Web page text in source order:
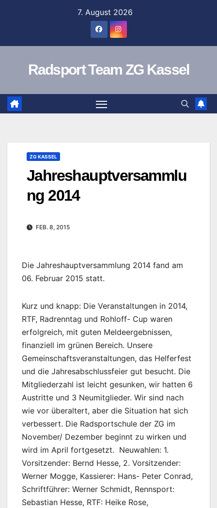
7. August 2026
Radsport Team ZG Kassel
ZG KASSEL
Jahreshauptversammlu
ng 2014
FEB. 8, 2015
Die Jahreshauptversammlung 2014 fand am
06. Februar 2015 statt.
Kurz und knapp: Die Veranstaltungen in 2014,
RTF, Radrenntag und Rohloff- Cup waren
erfolgreich, mit guten Meldeergebnissen,
finanziell im grünen Bereich. Unsere
Gemeinschaftsveranstaltungen, das Helferfest
und die Jahresabschlussfeier gut besucht. Die
Mitgliederzahl ist leicht gesunken, wir hatten 6
Austritte und 3 Neumitglieder. Wir sind nach
wie vor überaltert, aber die Situation hat sich
verbessert. Die Radsportschule der ZG im
November/ Dezember beginnt zu wirken und
wird im April fortgesetzt. Neuwahlen: 1.
Vorsitzender: Bernd Hesse, 2. Vorsitzender:
Werner Mogge, Kassierer: Hans- Peter Conrad,
Schriftführer: Werner Schmidt, Rennsport:
Sebastian Hesse, RTF: Heike Rose,